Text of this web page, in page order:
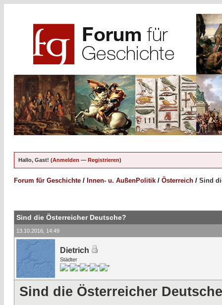
Hallo, Gast! (Anmelden — Registrieren)
Forum für Geschichte / Innen- u. AußenPolitik / Österreich / Sind
Sind die Österreicher Deutsche?
13.10.2016, 14:49
Dietrich
Städter
Sind die Österreicher